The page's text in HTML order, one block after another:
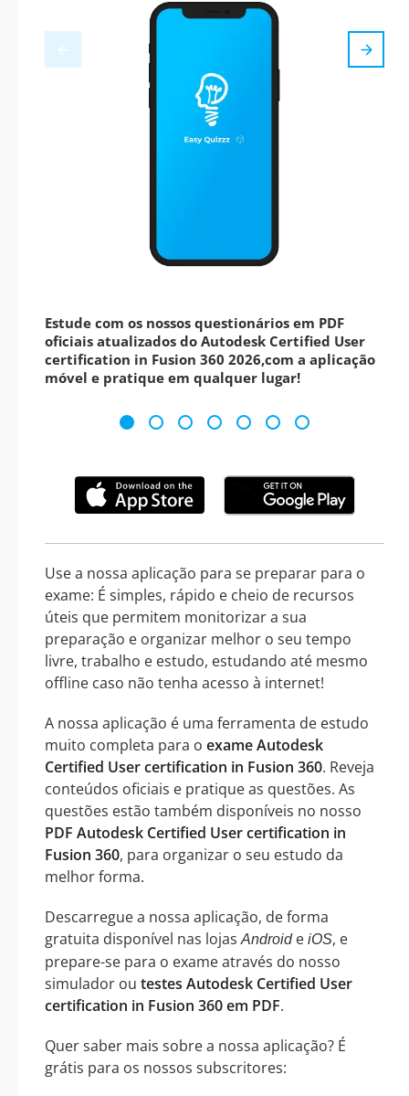
Estude com os nossos questionários em PDF
oficiais atualizados do Autodesk Certified User
certification in Fusion 360 2026,com a aplicação
móvel e pratique em qualquer lugar!
Use a nossa aplicação para se preparar para o
exame: É simples, rápido e cheio de recursos
úteis que permitem monitorizar a sua
preparação e organizar melhor o seu tempo
livre, trabalho e estudo, estudando até mesmo
offline caso não tenha acesso à internet!
A nossa aplicação é uma ferramenta de estudo
muito completa para o exame Autodesk
Certified User certification in Fusion 360. Reveja
conteúdos oficiais e pratique as questões. As
questões estão também disponíveis no nosso
PDF Autodesk Certified User certification in
Fusion 360, para organizar o seu estudo da
melhor forma.
Descarregue a nossa aplicação, de forma
gratuita disponível nas lojasAndroide iOS, e
prepare-se para o exame através do nosso
simulador ou testes Autodesk Certified User
certification in Fusion 360 em PDF.
Quer saber mais sobre a nossa aplicação? É
grátis para os nossos subscritores: